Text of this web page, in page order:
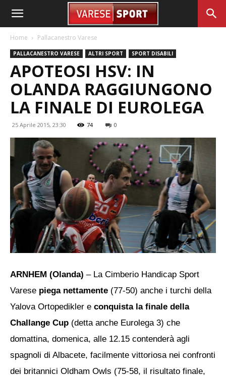
Home Pallacanestro Varese
PALLACANESTRO VARESE ALTRI SPORT SPORT DISABILI
APOTEOSI HSV: IN
OLANDA RAGGIUNGONO
LA FINALE DI EUROLEGA
25 Aprile 2015, 23:30 74 0
ARNHEM (Olanda) – La Cimberio Handicap Sport
Varese piega nettamente (77-50) anche i turchi della
Yalova Ortopedikler e conquista la finale della
Challange Cup (detta anche Eurolega 3) che
domattina, domenica, alle 12.15 contenderà agli
spagnoli di Albacete, facilmente vittoriosa nei confronti
dei britannici Oldham Owls (75-58, il risultato finale,